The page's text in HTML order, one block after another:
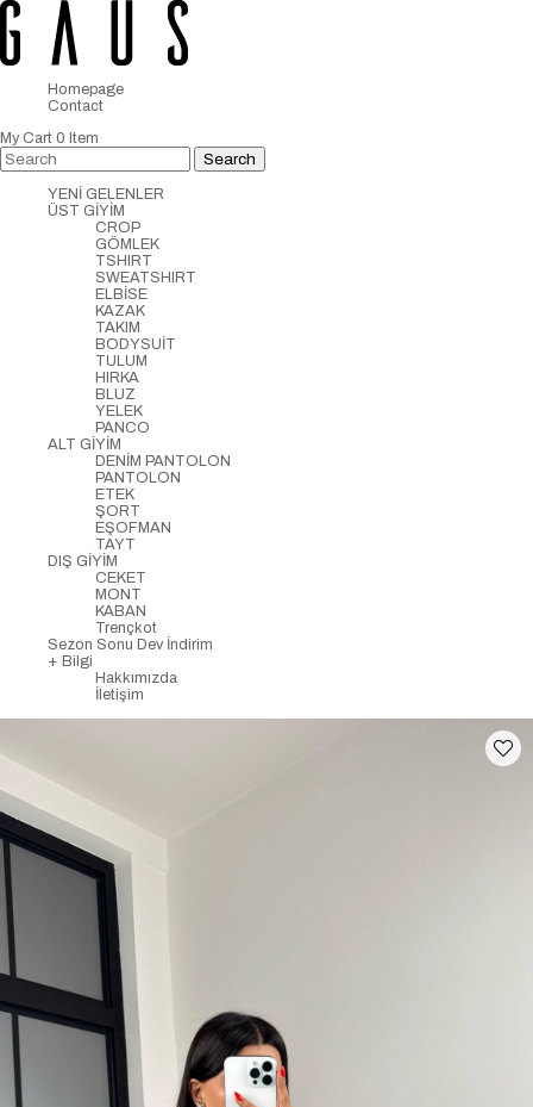
Homepage
Contact
My Cart 0 Item
YENİ GELENLER
ÜST GİYİM
CROP
GÖMLEK
TSHIRT
SWEATSHIRT
ELBİSE
KAZAK
TAKIM
BODYSUİT
TULUM
HIRKA
BLUZ
YELEK
PANCO
ALT GİYİM
DENİM PANTOLON
PANTOLON
ETEK
ŞORT
EŞOFMAN
TAYT
DIŞ GİYİM
CEKET
MONT
KABAN
Trençkot
Sezon Sonu Dev İndirim
+ Bilgi
Hakkımızda
İletişim